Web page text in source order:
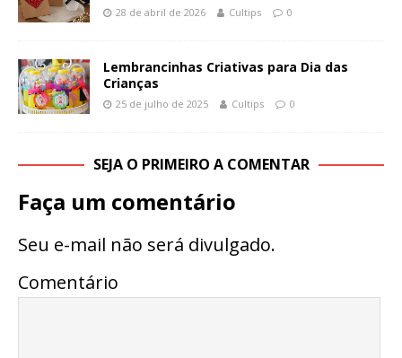
28 de abril de 2026 Cultips 0
Lembrancinhas Criativas para Dia das
Crianças
25 de julho de 2025 Cultips 0
SEJA O PRIMEIRO A COMENTAR
Faça um comentário
Seu e-mail não será divulgado.
Comentário